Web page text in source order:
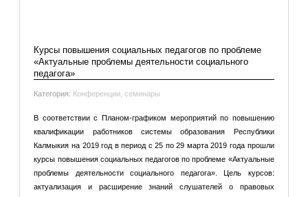
Курсы повышения социальных педагогов по проблеме
«Актуальные проблемы деятельности социального
педагога»
Категория: Конференции, семинары
В соответствии с Планом-графиком мероприятий по повышению
квалификации работников системы образования Республики
Калмыкия на 2019 год в период с 25 по 29 марта 2019 года прошли
курсы повышения социальных педагогов по проблеме «Актуальные
проблемы деятельности социального педагога». Цель курсов:
актуализация и расширение знаний слушателей о правовых